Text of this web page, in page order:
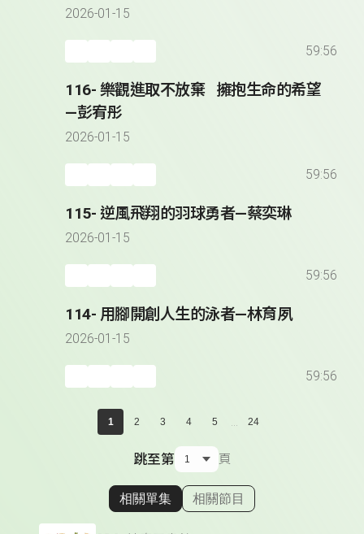
2026-01-15
59:56
116- 樂觀進取不放棄 擁抱生命的希望
—彭宥彤
2026-01-15
59:56
115- 逆風飛翔的羽球勇者—蔡奕琳
2026-01-15
59:56
114- 用腳開創人生的泳者—林育夙
2026-01-15
59:56
1 2 3 4 5 ... 24
跳至第 頁
顯示相關單集
相關單集 相關節目